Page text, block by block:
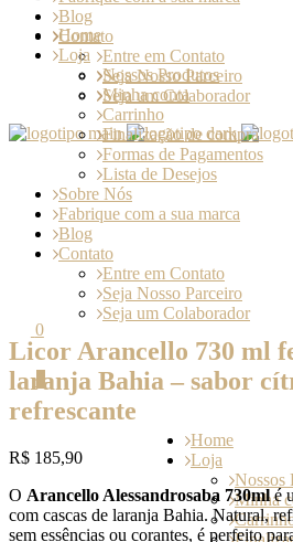
Blog
Contato
Entre em Contato
Seja Nosso Parceiro
Seja um Colaborador
0
Home
Loja
Nossos
Minha
Home
Loja
Nossos Produtos
Minha conta
Carrinho
Finalização de compra
Formas de Pagamentos
Lista de Desejos
Sobre Nós
Fabrique com a sua marca
Blog
Contato
Entre em Contato
Seja Nosso Parceiro
Seja um Colaborador
Licor Arancello 730 ml
laranja Bahia – sabor
refrescante
R$ 185,90
O Arancello Alessandrosaba 730mlé
com cascas de laranja Bahia. Natural,
sem essências ou corantes, é perfeito